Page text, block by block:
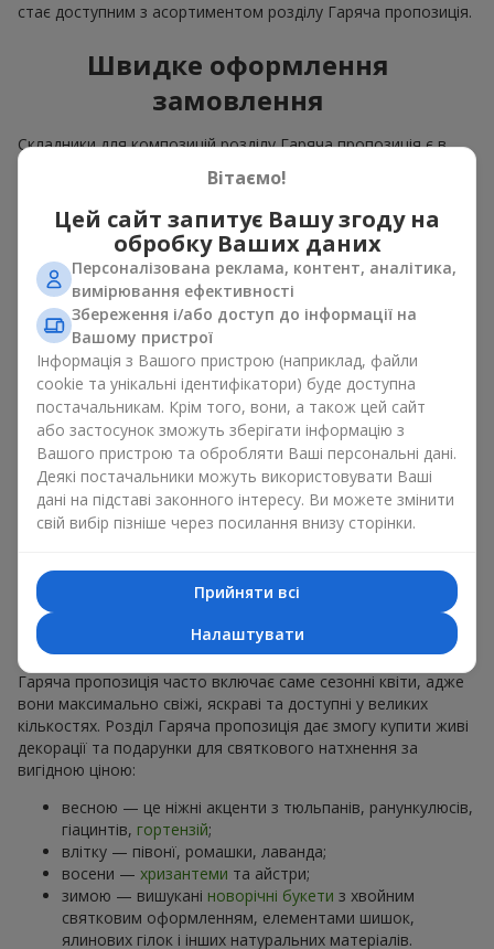
стає доступним з асортиментом розділу Гаряча пропозиція.
Швидке оформлення
замовлення
Складники для композицій розділу Гаряча пропозиція є в
наявності. А інколи готові повністю зібрані букети вже
готові. Саме тому весь асортимент розділу Гаряча
пропозиція можна замовити миттєво і отримати
замовлення майже моментально. Ви обираєте, оплачуєте і
отримуєте швидку доставку.
Розширений вибір
Гаряча пропозиція зазвичай містить широке різноманіття
авторських робіт. Тут можна знайти стильні флораріуми,
сезонні аранжування, тематичні набори для свят і
особливих подій. Ціни різні. Зазвичай в каталозі Гаряча
пропозиція представлені букети і за700 грн, і за1000 грн
за 1500 грн і навітьвище.
Які букети найчастіше
потрапляють в розділ Гаряча
пропозиція
Сезонні композиції
Гаряча пропозиція часто включає саме сезонні квіти, адже
вони максимально свіжі, яскраві та доступні у великих
кількостях. Розділ Гаряча пропозиція дає змогу купити живі
декорації та подарунки для святкового натхнення за
вигідною ціною:
весною — це ніжні акценти з тюльпанів, ранункулюсів,
гіацинтів, гортензій;
влітку — півонї, ромашки, лаванда;
восени — хризантеми та айстри;
зимою — вишукані новорічні букети з хвойним
святковим оформленням, елементами шишок,
ялинових гілок і інших натуральних матеріалів.
Вітаємо!
Цей сайт запитує Вашу згоду на
обробку Ваших даних
Персоналізована реклама, контент, аналітика,
вимірювання ефективності
Збереження і/або доступ до інформації на
Вашому пристрої
Інформація з Вашого пристрою (наприклад, файли
cookie та унікальні ідентифікатори) буде доступна
постачальникам. Крім того, вони, а також цей сайт
або застосунок зможуть зберігати інформацію з
Вашого пристрою та обробляти Ваші персональні дані.
Деякі постачальники можуть використовувати Ваші
дані на підставі законного інтересу. Ви можете змінити
свій вибір пізніше через посилання внизу сторінки.
Прийняти всі
Налаштувати